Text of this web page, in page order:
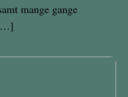
mange gange